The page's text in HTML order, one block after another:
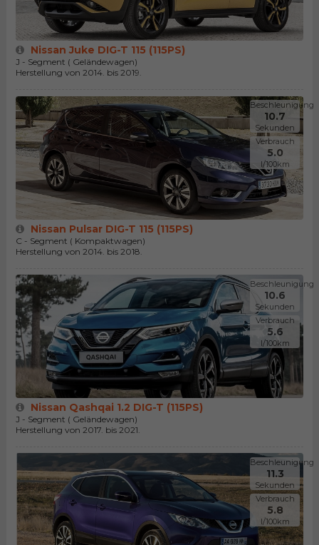
Nissan Juke DIG-T 115 (115PS)
J - Segment ( Geländewagen)
Herstellung von 2014. bis 2019.
Beschleunigung
10.7
Sekunden
Verbrauch
5.0
l/100km
Nissan Pulsar DIG-T 115 (115PS)
C - Segment ( Kompaktwagen)
Herstellung von 2014. bis 2018.
Beschleunigung
10.6
Sekunden
Verbrauch
5.6
l/100km
Nissan Qashqai 1.2 DIG-T (115PS)
J - Segment ( Geländewagen)
Herstellung von 2017. bis 2021.
Beschleunigung
11.3
Sekunden
Verbrauch
5.8
l/100km